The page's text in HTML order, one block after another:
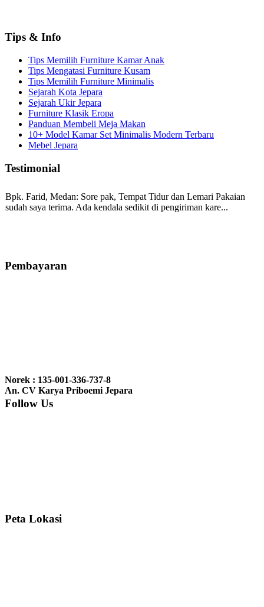
Tips & Info
Tips Memilih Furniture Kamar Anak
Tips Mengatasi Furniture Kusam
Tips Memilih Furniture Minimalis
Sejarah Kota Jepara
Sejarah Ukir Jepara
Furniture Klasik Eropa
Panduan Membeli Meja Makan
10+ Model Kamar Set Minimalis Modern Terbaru
Mebel Jepara
Testimonial
Bpk. Farid, Medan: Sore pak, Tempat Tidur dan Lemari Pakaian
sudah saya terima. Ada kendala sedikit di pengiriman kare...
bale2 dan kursi teras saya sudah saya terima dan p...
nyesel deh beli geby...
Pembayaran
Norek : 135-001-336-737-8
An. CV Karya Priboemi Jepara
Follow Us
Peta Lokasi